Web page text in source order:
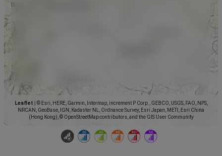
Leaflet
© Esri, HERE, Garmin, Intermap, increment P Corp., GEBCO, USGS, FAO, NPS,
NRCAN, GeoBase, IGN, Kadaster NL, Ordnance Survey, Esri Japan, METI, Esri China
(Hong Kong), © OpenStreetMap contributors, and the GIS User Community